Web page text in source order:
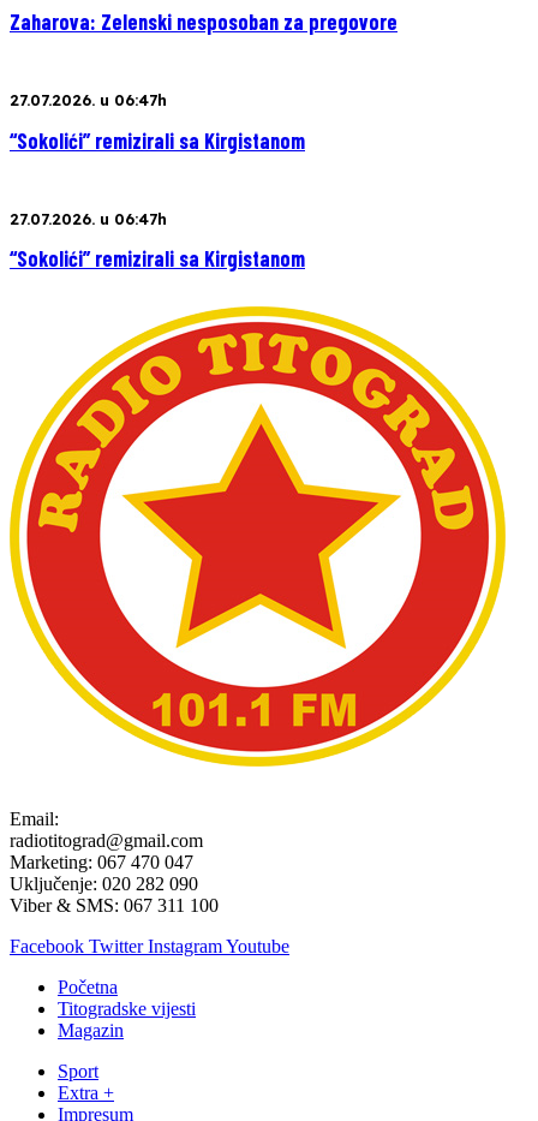
Zaharova: Zelenski nesposoban za pregovore
27.07.2026. u 06:47h
“Sokolići” remizirali sa Kirgistanom
27.07.2026. u 06:47h
“Sokolići” remizirali sa Kirgistanom
Email:
radiotitograd@gmail.com
Marketing: 067 470 047
Uključenje: 020 282 090
Viber & SMS: 067 311 100
Facebook Twitter InstagramYoutube
Početna
Titogradske vijesti
Magazin
Sport
Extra +
Impresum